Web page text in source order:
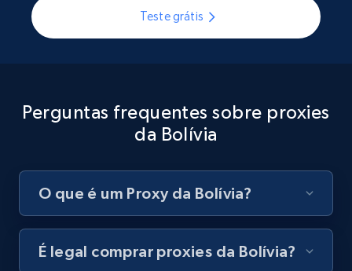
Teste grátis
Perguntas frequentes sobre proxies
da Bolívia
O que é um Proxy da Bolívia?
É legal comprar proxies da Bolívia?